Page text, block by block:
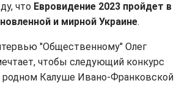
что Евровидение 2023 пройдет в
и мирной Украине.
"Общественному" Олег
чтобы следующий конкурс
родном Калуше Ивано-Франковской